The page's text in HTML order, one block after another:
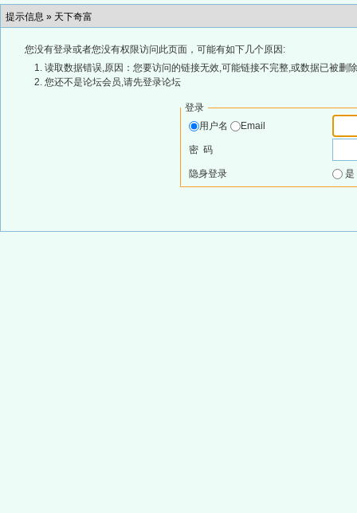
提示信息 » 天下奇富
您没有登录或者您没有权限访问此页面，可能有如下几个原因:
读取数据错误,原因：您要访问的链接无效,可能链接不完整,或数据已被删
您还不是论坛会员,请先登录论坛
登录
用户名
Email
密 码
隐身登录